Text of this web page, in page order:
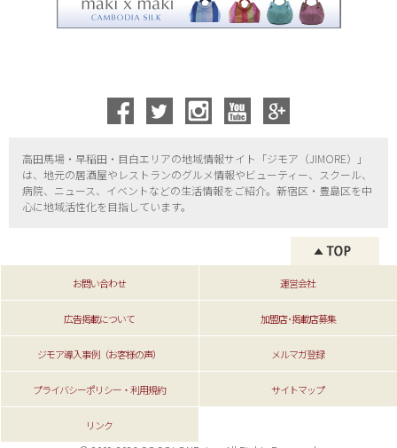
高田馬場・早稲田・目白エリアの地域情報サイト「ジモア（JIMORE）」
は、地元の居酒屋やレストランのグルメ情報やビューティー、
スクール、
病院、ニュース、イベントなどの生活情報をご紹介。新宿区・ 豊島区を中
心に地域活性化を目指しています。
お問い合わせ 運営会社
広告掲載について 加盟店･掲載店募集
ジモア導入事例（お客様の声） メルマガ登録
プライバシーポリシー・利用規約 サイトマップ
リンク